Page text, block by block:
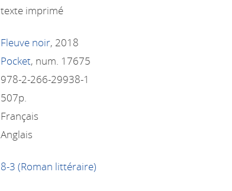
texte imprimé
Fleuve noir, 2018
Pocket, num. 17675
978-2-266-29938-1
507p.
Français
Anglais
8-3 (Roman littéraire)